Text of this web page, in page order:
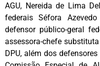
AGU, Nereida de Lima
federais Séfora
defensor público-geral
assessora-chefe
DPU, além dos